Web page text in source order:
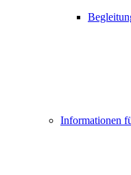
Informationen